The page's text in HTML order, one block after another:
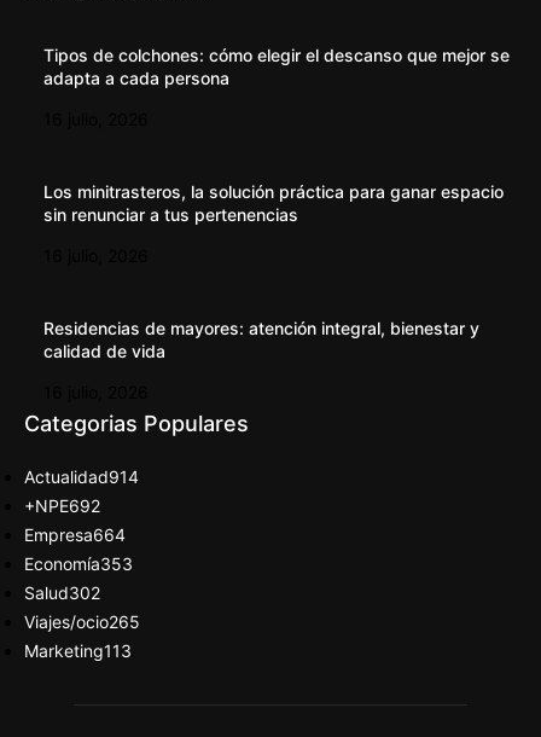
Tipos de colchones: cómo elegir el descanso que mejor se
adapta a cada persona
Los minitrasteros, la solución práctica para ganar espacio
sin renunciar a tus pertenencias
Residencias de mayores: atención integral, bienestar y
calidad de vida
Categorias Populares
Actualidad914
+NPE692
Empresa664
Economía353
Salud302
Viajes/ocio265
Marketing113